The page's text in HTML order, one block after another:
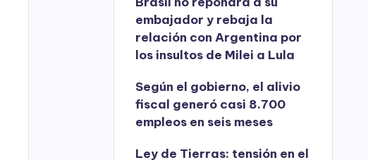
embajador y rebaja la
relación con Argentina por
los insultos de Milei a Lula
Según el gobierno, el alivio
fiscal generó casi 8.700
empleos en seis meses
Ley de Tierras: tensión en el